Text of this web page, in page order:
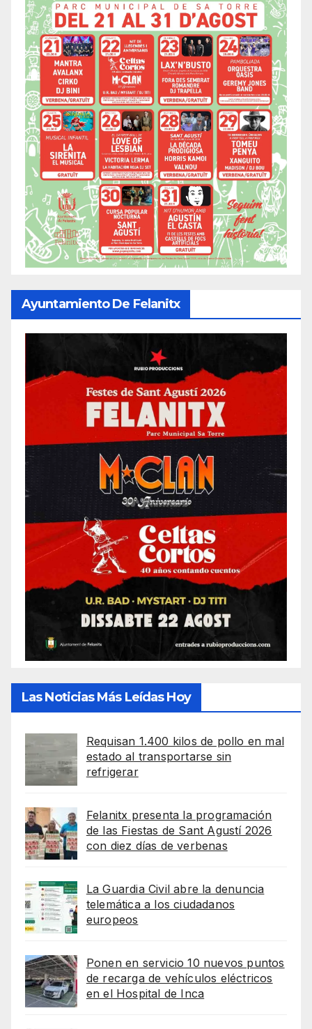
Ayuntamiento De Felanitx
Las Noticias Más Leídas Hoy
Requisan 1.400 kilos de pollo en mal
estado al transportarse sin
refrigerar
Felanitx presenta la programación
de las Fiestas de Sant Agustí 2026
con diez días de verbenas
La Guardia Civil abre la denuncia
telemática a los ciudadanos
europeos
Ponen en servicio 10 nuevos puntos
de recarga de vehículos eléctricos
en el Hospital de Inca